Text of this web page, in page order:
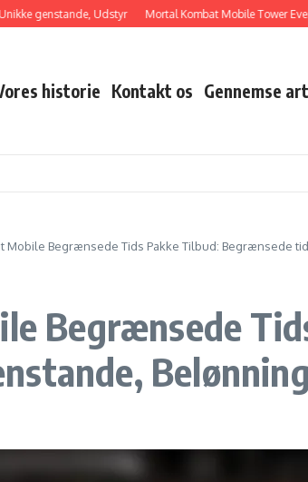
Udstyr Mortal Kombat Mobile Tower Event
historie Kontakt os Gennemse
Mobile Begrænsede Tids Pakke Tilbud: Begrænsede
Begrænsede